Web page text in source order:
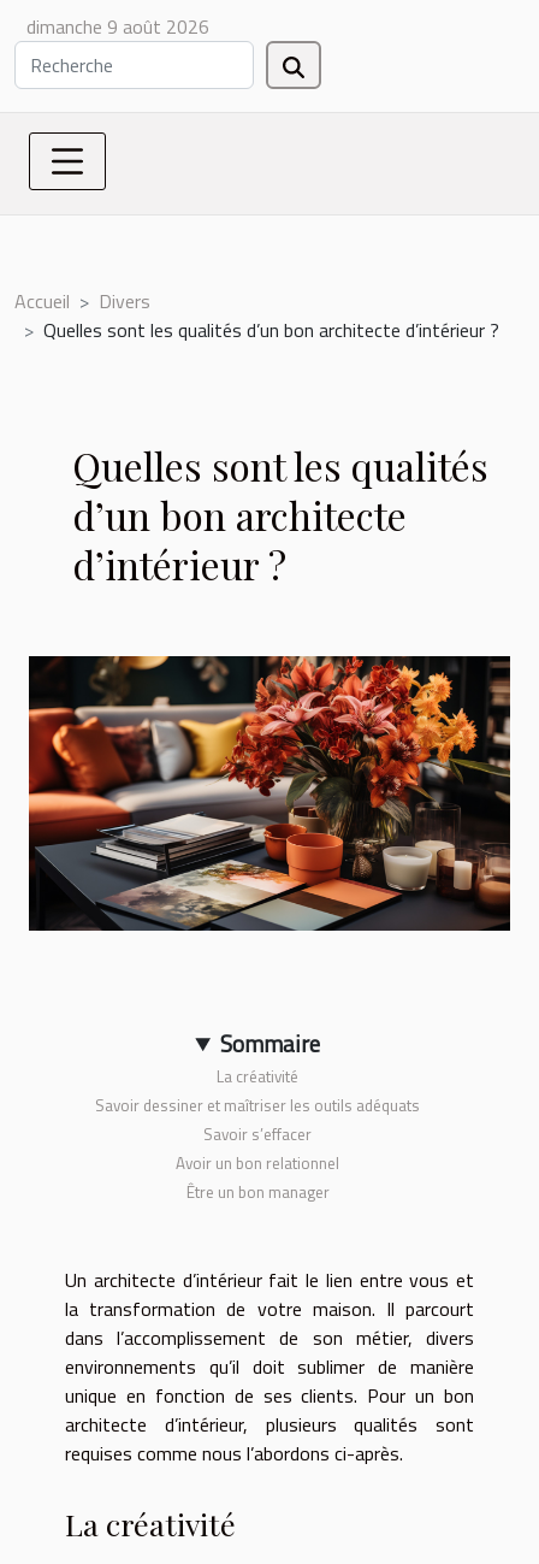
dimanche 9 août 2026
Accueil
Divers
Quelles sont les qualités d’un bon architecte d’intérieur ?
Quelles sont les qualités
d’un bon architecte
d’intérieur ?
Sommaire
La créativité
Savoir dessiner et maîtriser les outils adéquats
Savoir s’effacer
Avoir un bon relationnel
Être un bon manager
Un architecte d’intérieur fait le lien entre vous et
la transformation de votre maison. Il parcourt
dans l’accomplissement de son métier, divers
environnements qu’il doit sublimer de manière
unique en fonction de ses clients. Pour un bon
architecte d’intérieur, plusieurs qualités sont
requises comme nous l’abordons ci-après.
La créativité